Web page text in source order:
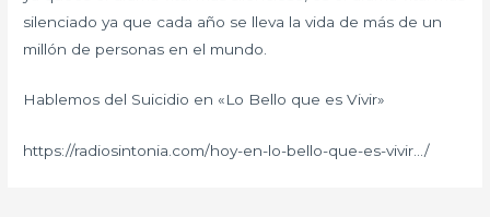
silenciado ya que cada año se lleva la vida de más de un
millón de personas en el mundo.
Hablemos del Suicidio en «Lo Bello que es Vivir»
https://radiosintonia.com/hoy-en-lo-bello-que-es-vivir…/